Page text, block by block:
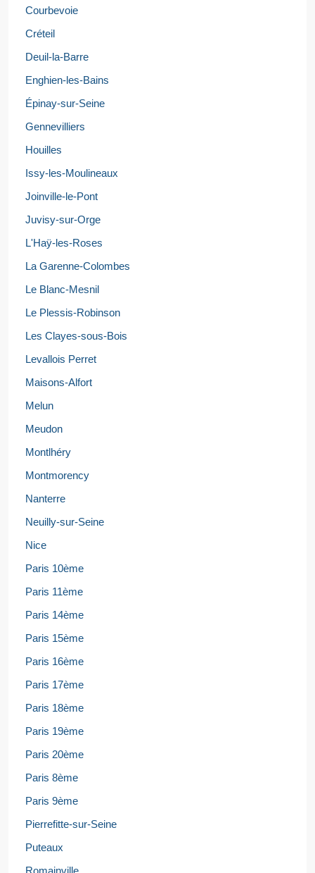
Courbevoie
Créteil
Deuil-la-Barre
Enghien-les-Bains
Épinay-sur-Seine
Gennevilliers
Houilles
Issy-les-Moulineaux
Joinville-le-Pont
Juvisy-sur-Orge
L'Haÿ-les-Roses
La Garenne-Colombes
Le Blanc-Mesnil
Le Plessis-Robinson
Les Clayes-sous-Bois
Levallois Perret
Maisons-Alfort
Melun
Meudon
Montlhéry
Montmorency
Nanterre
Neuilly-sur-Seine
Nice
Paris 10ème
Paris 11ème
Paris 14ème
Paris 15ème
Paris 16ème
Paris 17ème
Paris 18ème
Paris 19ème
Paris 20ème
Paris 8ème
Paris 9ème
Pierrefitte-sur-Seine
Puteaux
Romainville